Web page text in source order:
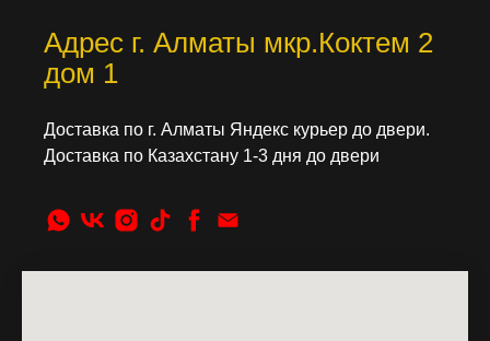
Адрес г. Алматы мкр.Коктем 2
дом 1
Доставка по г. Алматы Яндекс курьер до двери.
Доставка по Казахстану 1-3 дня до двери